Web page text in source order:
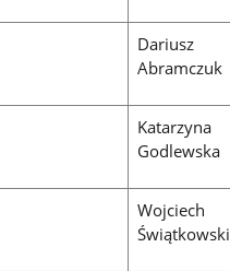
Dariusz
Abramczuk
Katarzyna
Godlewska
Wojciech
Świątkowski